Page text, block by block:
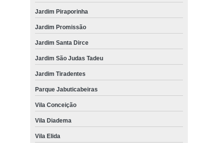
Jardim Piraporinha
Jardim Promissão
Jardim Santa Dirce
Jardim São Judas Tadeu
Jardim Tiradentes
Parque Jabuticabeiras
Vila Conceição
Vila Diadema
Vila Elida